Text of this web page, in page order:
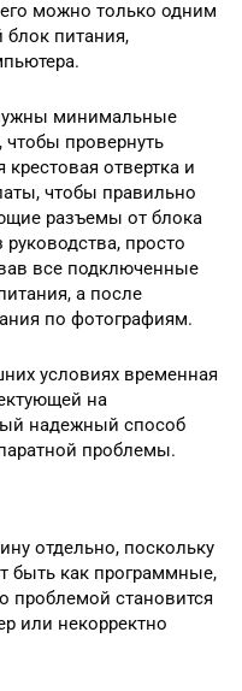
можно только одним
питания,
минимальные
чтобы провернуть
отвертка и
чтобы правильно
разъемы от блока
просто
все подключенные
а после
по фотографиям.
условиях временная
на
надежный способ
проблемы.
отдельно, поскольку
быть как программные,
проблемой становится
или некорректно